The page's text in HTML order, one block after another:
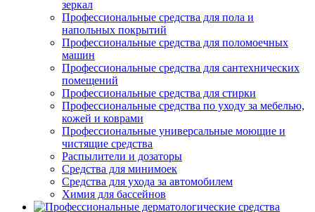
зеркал
Профессиональные средства для пола и
напольных покрытий
Профессиональные средства для поломоечных
машин
Профессиональные средства для сантехнических
помещений
Профессиональные средства для стирки
Профессиональные средства по уходу за мебелью,
кожей и коврами
Профессиональные универсальные моющие и
чистящие средства
Распылители и дозаторы
Средства для минимоек
Средства для ухода за автомобилем
Химия для бассейнов